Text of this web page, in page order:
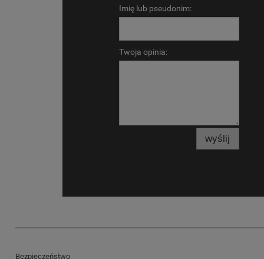
Imię lub pseudonim:
Twoja opinia:
wyślij
Bezpieczeństwo